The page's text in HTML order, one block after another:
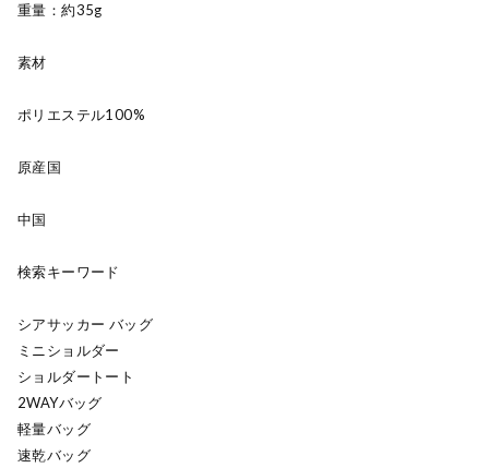
重量：約35g
素材
ポリエステル100%
原産国
中国
検索キーワード
シアサッカー バッグ
ミニショルダー
ショルダートート
2WAYバッグ
軽量バッグ
速乾バッグ